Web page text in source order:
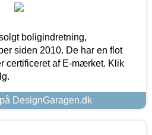
boligindretning,
siden 2010. De har en flot
certificeret af E-mærket. Klik
DesignGaragen.dk